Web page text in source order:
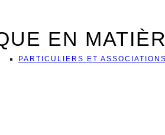
PARTICULIERS ET ASSOCIATIONS
EN